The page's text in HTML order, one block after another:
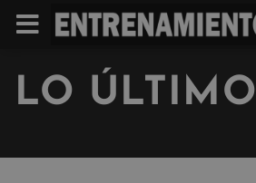
LO ÚLTIMO